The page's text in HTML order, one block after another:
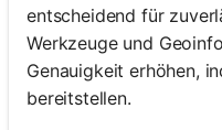
entscheidend für
Werkzeuge und
Genauigkeit erhöhen,
bereitstellen.